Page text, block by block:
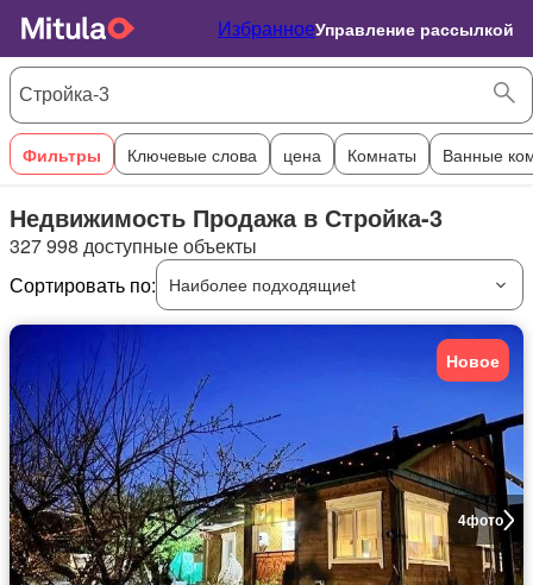
ИзбранноеУправление рассылкой
Фильтры Ключевые слова цена Комнаты Ванные
Недвижимость Продажа в Стройка-3
327 998 доступные объекты
Сортировать по:
Наиболее подходящиеt
4фото
Новое